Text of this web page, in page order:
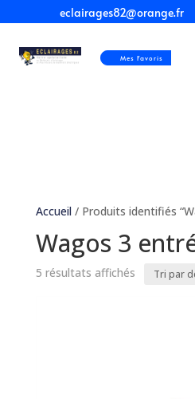
eclairages82@orange.fr
Mes Favoris
Accueil/ Produits identifiés
Wagos 3
5 résultats affichés